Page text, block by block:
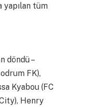
yapılan tüm
döndü –
FK),
Kyabou (FC
Henry